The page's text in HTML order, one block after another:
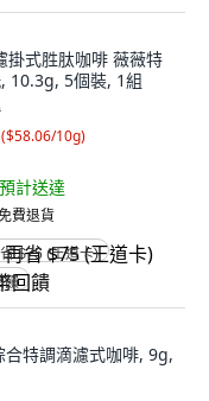
掛式胜肽咖啡 薇薇特
10.3g, 5個裝, 1組
($58.06/10g)
預計送達
費退貨
$75 (王道卡)
饋
合特調滴濾式咖啡, 9g,